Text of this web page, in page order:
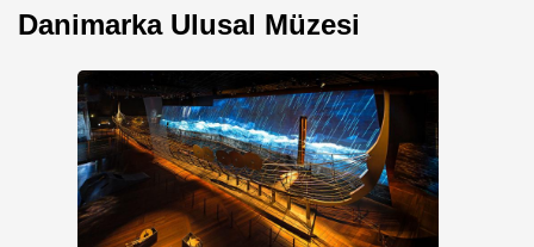
Danimarka Ulusal Müzesi